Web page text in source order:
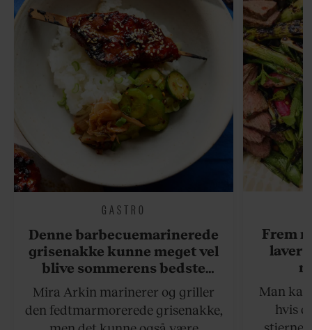
GASTRO
Denne barbecuemarinerede
grisenakke kunne meget vel
blive sommerens bedste
grillret
Mira Arkin marinerer og griller
den fedtmarmorerede grisenakke,
Frem
laver
Man
hvis